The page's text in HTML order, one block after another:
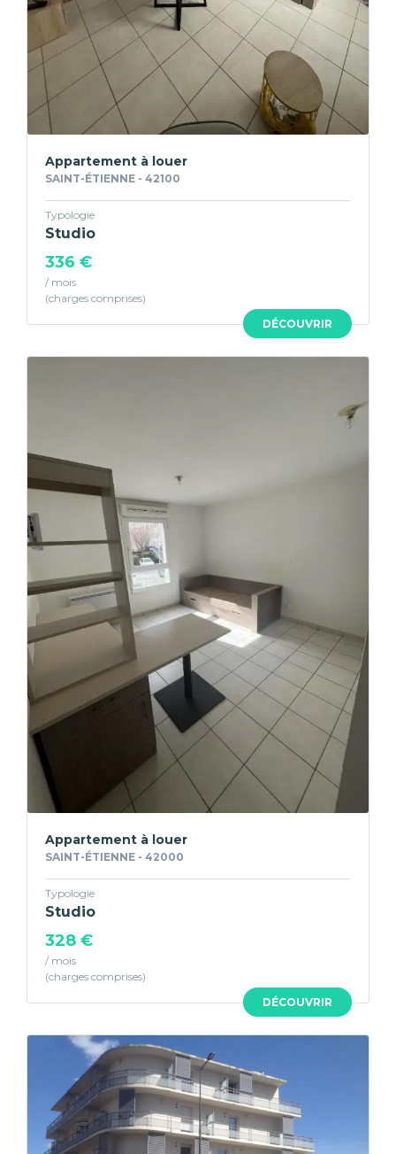
DÉCOUVRIR
Appartement à louer
SAINT-ÉTIENNE - 42100
Typologie
Studio
336 €
/ mois
DÉCOUVRIR
Appartement à louer
SAINT-ÉTIENNE - 42000
Typologie
Studio
328 €
/ mois